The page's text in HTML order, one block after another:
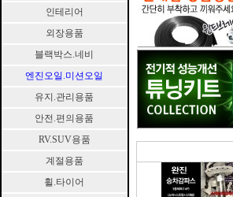
인테리어
외장용품
블랙박스.네비
엔진오일.미션오일
유지.관리용품
안전.편의용품
RV.SUV용품
계절용품
휠.타이어